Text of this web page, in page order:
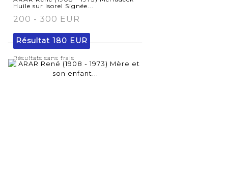
Huile sur isorel Signée...
200 - 300 EUR
Résultat 180 EUR
Résultats sans frais